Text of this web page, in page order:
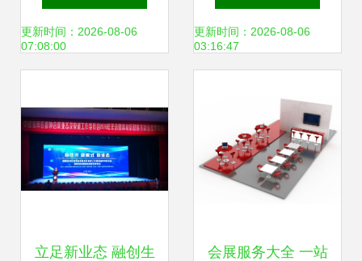
价值的关键
更新时间：2026-08-06
07:08:00
程专业实践
更新时间：2026-08-06
03:16:47
立足新业态 融创生 会展服务大全 一站